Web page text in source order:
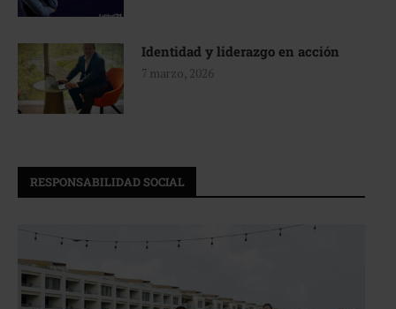
Identidad y liderazgo en acción
7 marzo, 2026
RESPONSABILIDAD SOCIAL